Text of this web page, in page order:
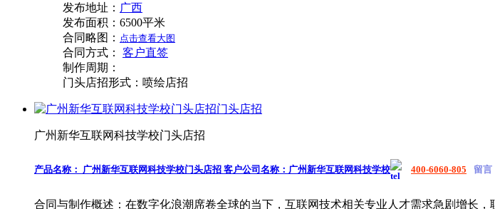
发布地址： 广西
发布面积： 6500平米
合同略图： 点击查看大图
合同方式：
客户直签
制作周期：
门头店招形式： 喷绘店招
广州新华互联网科技学校门头店招
产品名称： 广州新华互联网科技学校门头店招 客户公司名称： 广州新华互联网科技学校 400-6060-805 留言
合同与制作概述： 在数字化浪潮席卷全球的当下，互联网技术相关专业人才需求急剧增长